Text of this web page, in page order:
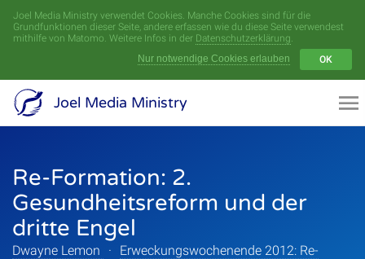
Joel Media Ministry verwendet Cookies. Manche Cookies sind für die
Grundfunktionen dieser Seite, andere erfassen wie du diese Seite verwendest
mithilfe von Matomo. Weitere Infos in der Datenschutzerklärung.
Nur notwendige Cookies erlauben
OK
Joel Media Ministry
Re-Formation: 2.
Gesundheitsreform und der
dritte Engel
Dwayne Lemon ·
Erweckungswochenende 2012: Re-
Menü
Videoarchiv
Sprecher
Themen